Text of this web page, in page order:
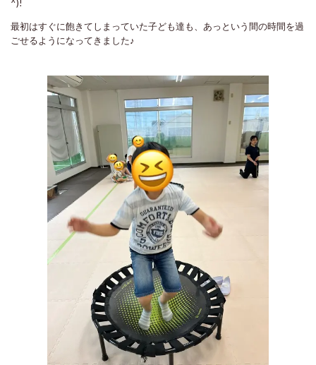
^)!
最初はすぐに飽きてしまっていた子ども達も、あっという間の時間を過
ごせるようになってきました♪